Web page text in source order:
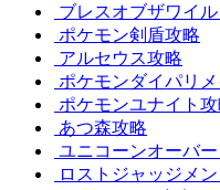
ブレスオブザワイ
ポケモン剣盾攻略
アルセウス攻略
ポケモンダイパリ
ポケモンユナイト攻
あつ森攻略
ユニコーンオーバ
ロストジャッジメ